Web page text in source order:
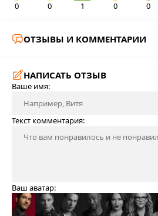
0 0 1 0 0
ОТЗЫВЫ И КОММЕНТАРИИ
НАПИСАТЬ ОТЗЫВ
Ваше имя:
Текст комментария:
Ваш аватар: